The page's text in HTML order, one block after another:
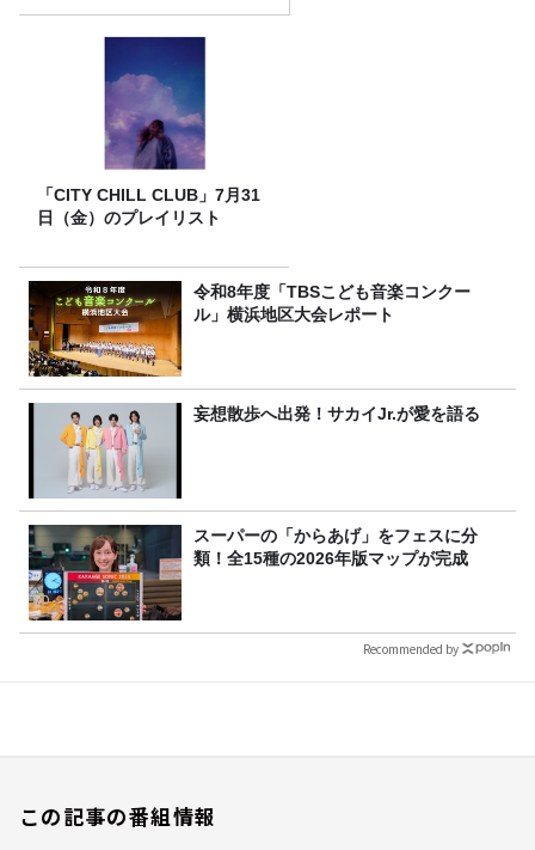
「CITY CHILL CLUB」7月31
日（金）のプレイリスト
令和8年度「TBSこども音楽コンクー
ル」横浜地区大会レポート
妄想散歩へ出発！サカイJr.が愛を語る
スーパーの「からあげ」をフェスに分
類！全15種の2026年版マップが完成
Recommended by
この記事の番組情報